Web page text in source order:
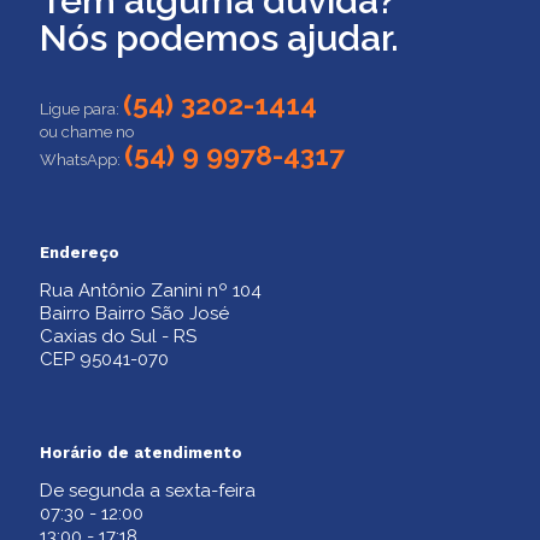
Nós podemos ajudar.
Ligue para: (54) 3202-1414
ou chame no
WhatsApp: (54) 9 9978-4317
Endereço
Rua Antônio Zanini nº 104
Bairro Bairro São José
Caxias do Sul - RS
CEP 95041-070
Horário de atendimento
De segunda a sexta-feira
07:30 - 12:00